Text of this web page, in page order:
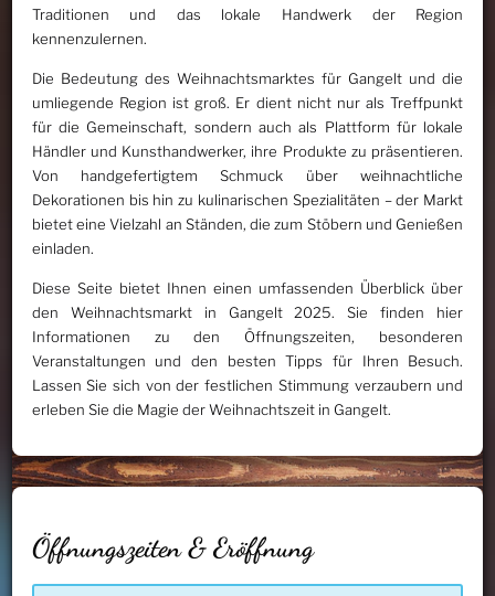
Traditionen und das lokale Handwerk der Region
kennenzulernen.
Die Bedeutung des Weihnachtsmarktes für Gangelt und die
umliegende Region ist groß. Er dient nicht nur als Treffpunkt
für die Gemeinschaft, sondern auch als Plattform für lokale
Händler und Kunsthandwerker, ihre Produkte zu präsentieren.
Von handgefertigtem Schmuck über weihnachtliche
Dekorationen bis hin zu kulinarischen Spezialitäten – der Markt
bietet eine Vielzahl an Ständen, die zum Stöbern und Genießen
einladen.
Diese Seite bietet Ihnen einen umfassenden Überblick über
den Weihnachtsmarkt in Gangelt 2025. Sie finden hier
Informationen zu den Öffnungszeiten, besonderen
Veranstaltungen und den besten Tipps für Ihren Besuch.
Lassen Sie sich von der festlichen Stimmung verzaubern und
erleben Sie die Magie der Weihnachtszeit in Gangelt.
Öffnungszeiten & Eröffnung